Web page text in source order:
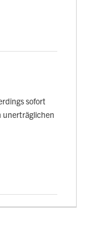
sofort
unerträglichen